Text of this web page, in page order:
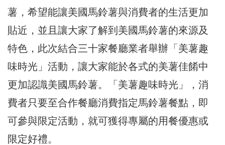
薯，希望能讓美國馬鈴薯與消費者的生活更加
貼近，並且讓大家了解到美國馬鈴薯的來源及
特色，此次結合三十家餐廳業者舉辦「美薯趣
味時光」活動，讓大家能於各式的美薯佳餚中
更加認識美國馬鈴薯。「美薯趣味時光」，消
費者只要至合作餐廳消費指定馬鈴薯餐點，即
可參與限定活動，就可獲得專屬的用餐優惠或
限定好禮。